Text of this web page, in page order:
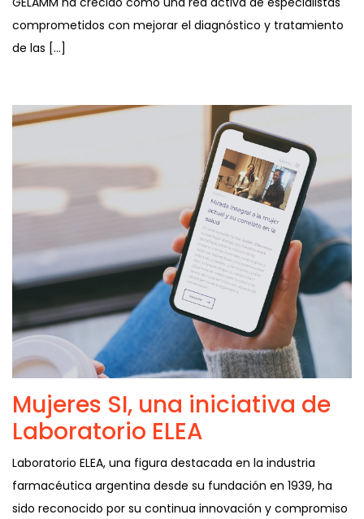
comprometidos con mejorar el diagnóstico y tratamiento
de las […]
Mujeres SI, una iniciativa de
Laboratorio ELEA
Laboratorio ELEA, una figura destacada en la industria
farmacéutica argentina desde su fundación en 1939, ha
sido reconocido por su continua innovación y compromiso